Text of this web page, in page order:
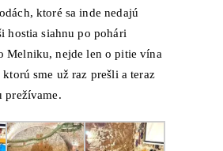
ktoré sa inde nedajú
hostia siahnu po pohári
Melniku, nejde len o pitie vína
sme už raz prešli a teraz
prežívame.